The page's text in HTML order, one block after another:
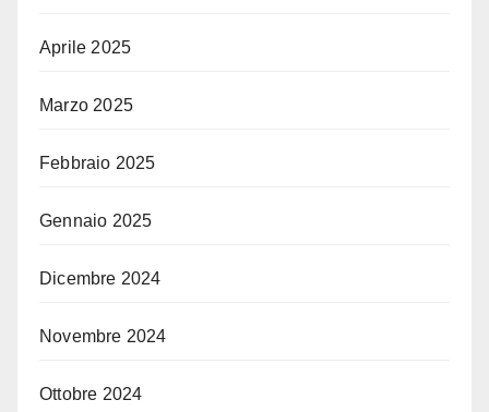
Aprile 2025
Marzo 2025
Febbraio 2025
Gennaio 2025
Dicembre 2024
Novembre 2024
Ottobre 2024